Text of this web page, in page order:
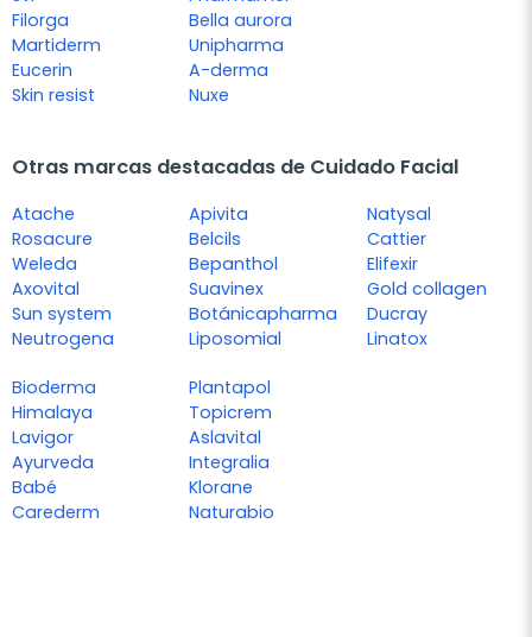
Filorga
Martiderm
Eucerin
Skin resist
Bella aurora
Unipharma
A-derma
Nuxe
Otras marcas destacadas de Cuidado Facial
Atache
Rosacure
Weleda
Axovital
Sun system
Neutrogena
Apivita
Belcils
Bepanthol
Suavinex
Botánicapharma
Liposomial
Natysal
Cattier
Elifexir
Gold collagen
Ducray
Linatox
Bioderma
Himalaya
Lavigor
Ayurveda
Babé
Carederm
Plantapol
Topicrem
Aslavital
Integralia
Klorane
Naturabio